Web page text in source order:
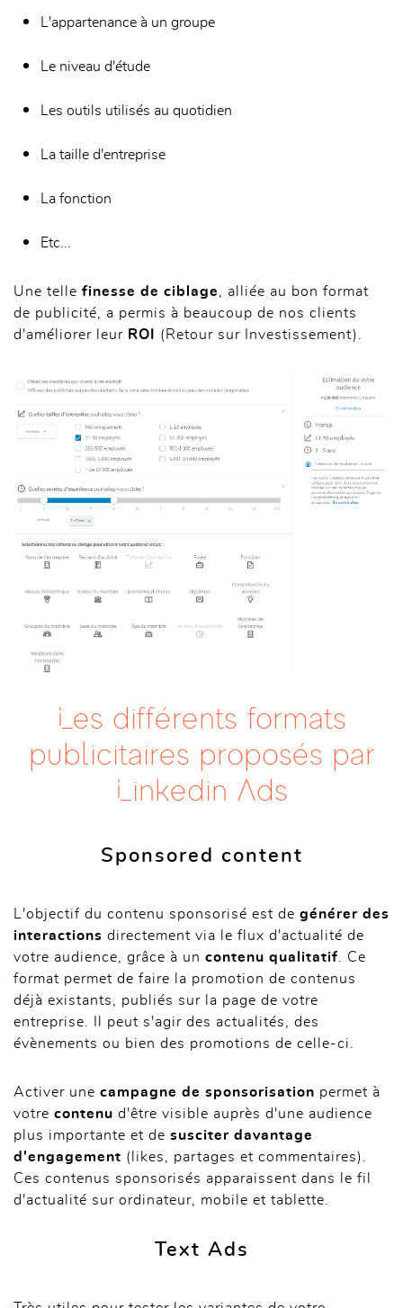
L'appartenance à un groupe
Le niveau d'étude
Les outils utilisés au quotidien
La taille d'entreprise
La fonction
Etc...
Une telle finesse de ciblage
, alliée au bon format
de publicité, a permis à beaucoup de nos clients
d'améliorer leur ROI (Retour sur Investissement).
Les différents formats
publicitaires proposés par
Linkedin Ads
Sponsored content
L'objectif du contenu sponsorisé est de générer des
interactions directement via le flux d'actualité de
votre audience, grâce à un contenu qualitatif . Ce
format permet de faire la promotion de contenus
déjà existants, publiés sur la page de votre
entreprise. Il peut s'agir des actualités, des
évènements ou bien des promotions de celle-ci.
Activer une campagne de sponsorisation permet à
votre contenu d'être visible auprès d'une audience
plus importante et de susciter davantage
d'engagement (likes, partages et commentaires).
Ces contenus sponsorisés apparaissent dans le fil
d'actualité sur ordinateur, mobile et tablette.
Text Ads